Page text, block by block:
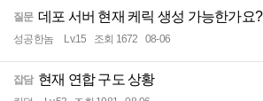
질문 데포 서버 현재 케릭 생성 가능한가요?
성공한놈 Lv.15 조회 1672 08-06
잡담 현재 연합 구도 상황